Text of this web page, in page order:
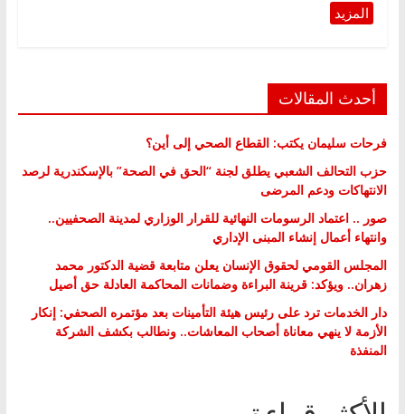
أحدث المقالات
فرحات سليمان يكتب: القطاع الصحي إلى أين؟
حزب التحالف الشعبي يطلق لجنة “الحق في الصحة” بالإسكندرية لرصد
الانتهاكات ودعم المرضى
صور .. اعتماد الرسومات النهائية للقرار الوزاري لمدينة الصحفيين..
وانتهاء أعمال إنشاء المبنى الإداري
المجلس القومي لحقوق الإنسان يعلن متابعة قضية الدكتور محمد
زهران.. ويؤكد: قرينة البراءة وضمانات المحاكمة العادلة حق أصيل
دار الخدمات ترد على رئيس هيئة التأمينات بعد مؤتمره الصحفي: إنكار
الأزمة لا ينهي معاناة أصحاب المعاشات.. ونطالب بكشف الشركة
المنفذة